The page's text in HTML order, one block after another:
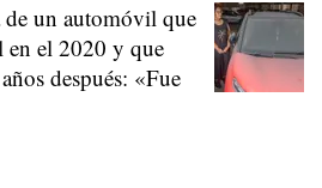
un automóvil que
el 2020 y que
después: «Fue